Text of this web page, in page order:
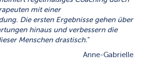
mit einer
Die ersten Ergebnisse gehen über
hinaus und verbessern die
Menschen drastisch."
Anne-Gabrielle